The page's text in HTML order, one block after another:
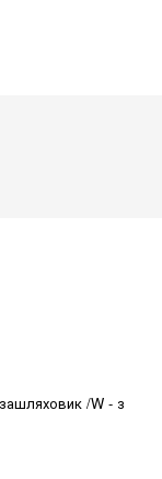
/W - з